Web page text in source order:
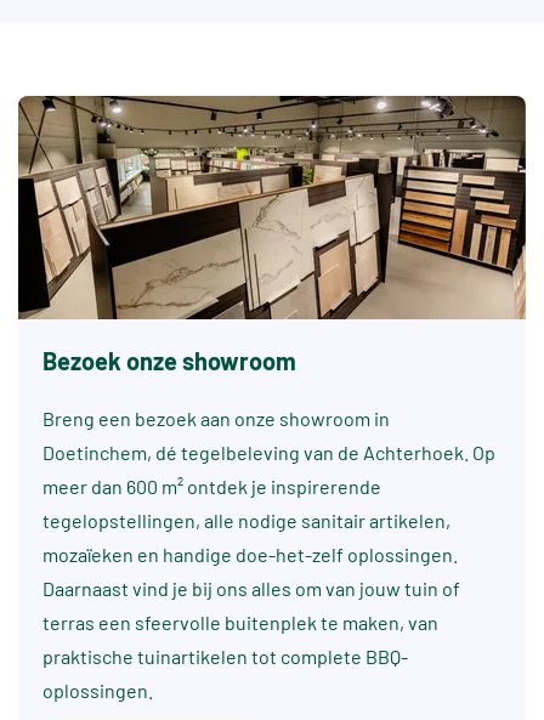
Bezoek onze showroom
Breng een bezoek aan onze showroom in
Doetinchem, dé tegelbeleving van de Achterhoek. Op
meer dan 600 m² ontdek je inspirerende
tegelopstellingen, alle nodige sanitair artikelen,
mozaïeken en handige doe-het-zelf oplossingen.
Daarnaast vind je bij ons alles om van jouw tuin of
terras een sfeervolle buitenplek te maken, van
praktische tuinartikelen tot complete BBQ-
oplossingen.